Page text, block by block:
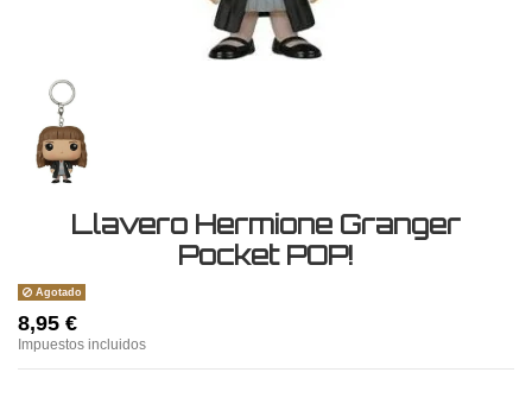
Llavero Hermione Granger
Pocket POP!
Agotado
8,95 €
Impuestos incluidos